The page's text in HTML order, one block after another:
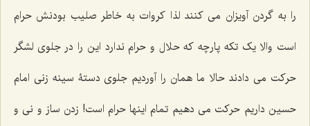
را به گردن آویزان می کنند لذا کروات به خاطر صلیب بودنش حرام
است والا یک تکه پارچه که حلال و حرام ندارد این را در جلوی لشگر
حرکت می دادند حالا ما همان را آوردیم جلوی دستۀ سینه زنی امام
حسین داریم حرکت می دهیم تمام اینها حرام است! زدن ساز و نی و